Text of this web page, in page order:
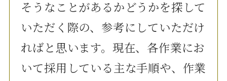
そうなことがあるかどうかを探して
いただく際の、参考にしていただけ
ればと思います。現在、各作業にお
いて採用している主な手順や、作業